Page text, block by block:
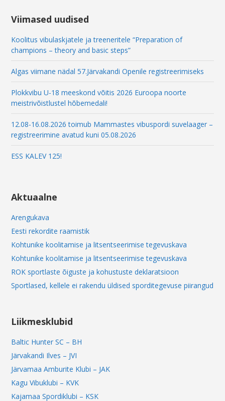
E
m
a
i
l
Viimased uudised
Koolitus vibulaskjatele ja treeneritele “Preparation of
champions – theory and basic steps”
Algas viimane nädal 57.Järvakandi Openile registreerimiseks
Plokkvibu U-18 meeskond võitis 2026 Euroopa noorte
meistrivõistlustel hõbemedali!
12.08-16.08.2026 toimub Mammastes vibuspordi suvelaager –
registreerimine avatud kuni 05.08.2026
ESS KALEV 125!
Aktuaalne
Arengukava
Eesti rekordite raamistik
Kohtunike koolitamise ja litsentseerimise tegevuskava
Kohtunike koolitamise ja litsentseerimise tegevuskava
ROK sportlaste õiguste ja kohustuste deklaratsioon
Sportlased, kellele ei rakendu üldised sporditegevuse piirangud
Liikmesklubid
Baltic Hunter SC – BH
Järvakandi Ilves – JVI
Järvamaa Amburite Klubi – JAK
Kagu Vibuklubi – KVK
Kajamaa Spordiklubi – KSK